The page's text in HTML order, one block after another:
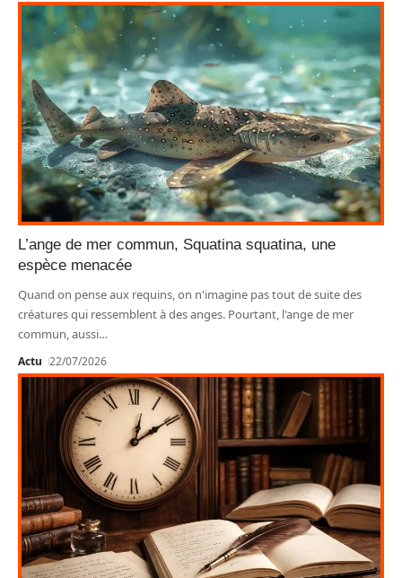
L’ange de mer commun, Squatina squatina, une
espèce menacée
Quand on pense aux requins, on n'imagine pas tout de suite des
créatures qui ressemblent à des anges. Pourtant, l'ange de mer
commun, aussi…
Actu 22/07/2026